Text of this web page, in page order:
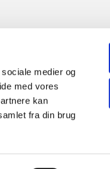
medier og
med vores
kan
fra din brug